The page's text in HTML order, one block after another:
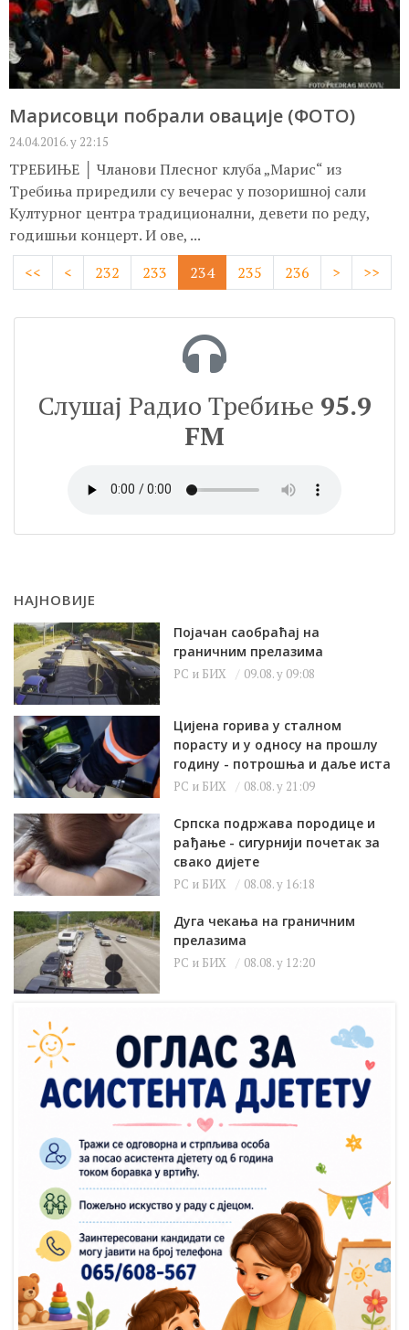
Марисовци побрали овације (ФОТО)
24.04.2016. у 22:15
ТРЕБИЊЕ │ Чланови Плесног клуба „Марис“ из
Требиња приредили су вечерас у позоришној сали
Културног центра традиционални, девети по реду,
годишњи концерт. И ове, ...
<<
< 232 233 234 235 236 > >>
Слушај Радио Требиње 95.9
FM
НАЈНОВИЈЕ
Појачан саобраћај на
граничним прелазима
РС и БИХ 09.08. у 09:08
Цијена горива у сталном
порасту и у односу на прошлу
годину - потрошња и даље иста
РС и БИХ 08.08. у 21:09
Српска подржава породице и
рађање - сигурнији почетак за
свако дијете
РС и БИХ 08.08. у 16:18
Дуга чекања на граничним
прелазима
РС и БИХ 08.08. у 12:20